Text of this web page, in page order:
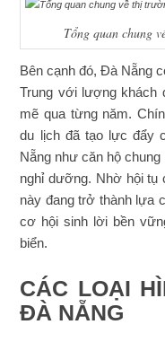
Tổng quan chung
Bên cạnh đó, Đà Nẵng
Trung với lượng khách
mẽ qua từng năm.
du lịch đã tạo lực đẩy
Nẵng như căn hộ
nghỉ dưỡng. Nhờ hội tụ
này đang trở thành lựa
cơ hội sinh lời bền
biển.
CÁC LOẠI
ĐÀ NẴNG